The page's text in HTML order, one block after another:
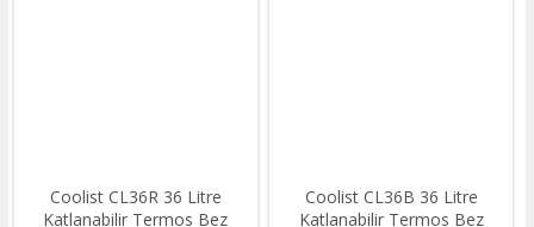
Coolist CL36R 36 Litre
Katlanabilir Termos Bez
Coolist CL36B 36 Litre
Katlanabilir Termos Bez